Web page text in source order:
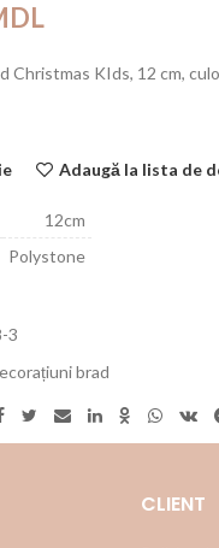
Christmas KIds, 12 cm,
Adaugă la lista de
12cm
Polystone
3
brad
CLIENT